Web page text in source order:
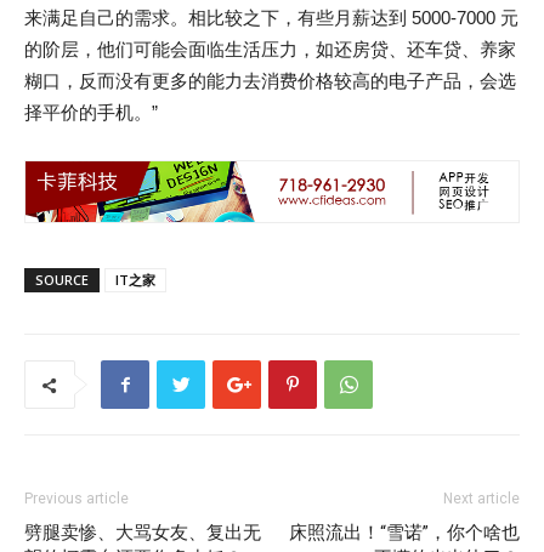
来满足自己的需求。相比较之下，有些月薪达到 5000-7000 元
的阶层，他们可能会面临生活压力，如还房贷、还车贷、养家
糊口，反而没有更多的能力去消费价格较高的电子产品，会选
择平价的手机。”
SOURCE IT之家
Previous article
劈腿卖惨、大骂女友、复出无
Next article
床照流出！“雪诺”，你个啥也